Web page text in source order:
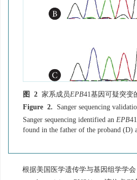
图 2 家系成员EPB41基因可疑突变
Figure 2.
Sanger sequencing
Sanger sequencing identified an EPB
found in the father of the proband (D)
根据美国医学遗传学与基因组学学